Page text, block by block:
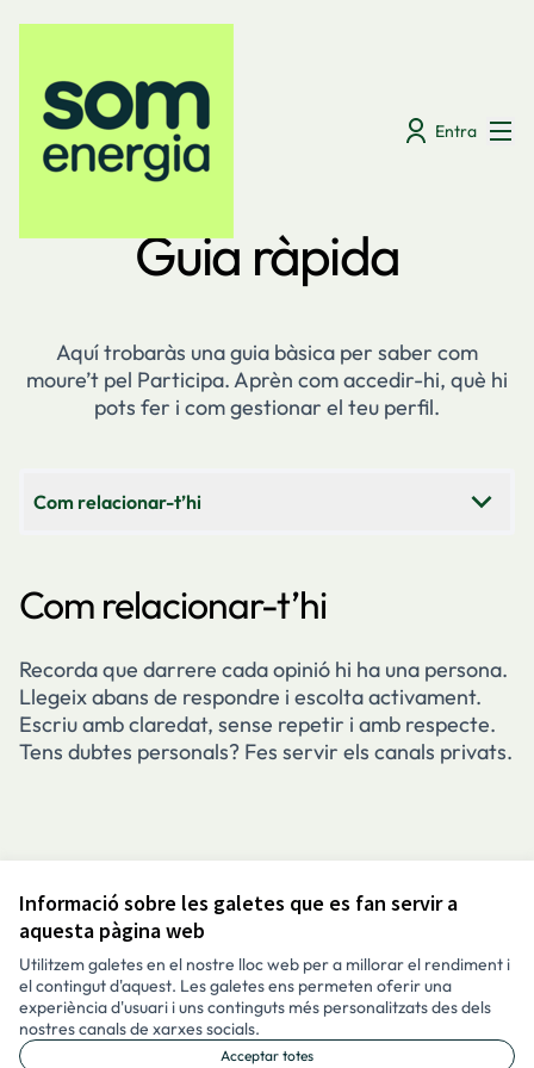
Informació sobre les galetes que es fan servir a
aquesta pàgina web
Utilitzem galetes en el nostre lloc web per a millorar el rendiment i
el contingut d'aquest. Les galetes ens permeten oferir una
experiència d'usuari i uns continguts més personalitzats des dels
nostres canals de xarxes socials.
Acceptar totes
Entra
Guia ràpida
Aquí trobaràs una guia bàsica per saber com
moure’t pel Participa. Aprèn com accedir-hi, què hi
pots fer i com gestionar el teu perfil.
Com relacionar-t’hi
Com relacionar-t’hi
Recorda que darrere cada opinió hi ha una persona.
Llegeix abans de respondre i escolta activament.
Escriu amb claredat, sense repetir i amb respecte.
Tens dubtes personals? Fes servir els canals privats.
Avís legal i condicions d’ús
Configuració de les galetes
Català
Triar la llenguaElegir el idiomaAukeratu hizkuntzaChoose language